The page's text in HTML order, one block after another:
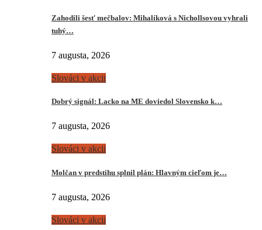
Zahodili šesť mečbalov: Mihalíková s Nichollsovou vyhrali
tuhý…
7 augusta, 2026
Slováci v akcii
Dobrý signál: Lacko na ME doviedol Slovensko k…
7 augusta, 2026
Slováci v akcii
Molčan v predstihu splnil plán: Hlavným cieľom je…
7 augusta, 2026
Slováci v akcii